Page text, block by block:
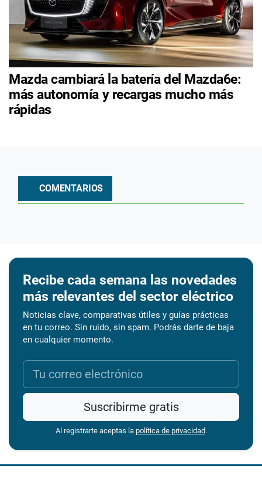
Mazda cambiará la batería del Mazda6e:
más autonomía y recargas mucho más
rápidas
COMENTARIOS
Recibe cada semana las novedades
más relevantes del sector eléctrico
Noticias clave, comparativas útiles y guías prácticas
en tu correo. Sin ruido, sin spam. Podrás darte de baja
en cualquier momento.
Suscribirme gratis
Al registrarte aceptas la política de privacidad.